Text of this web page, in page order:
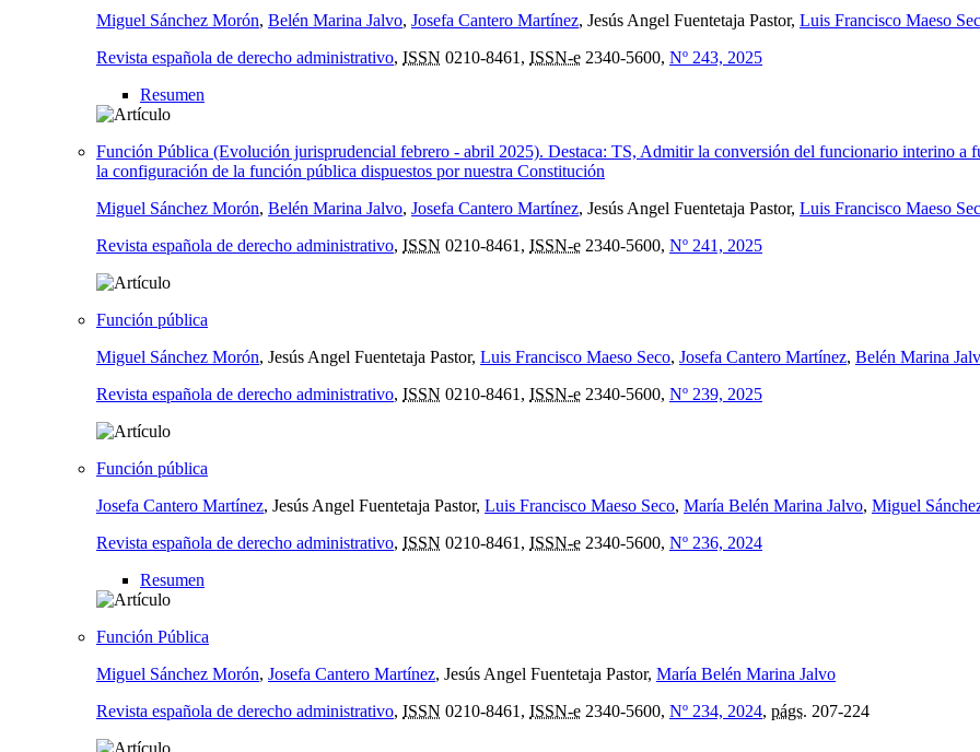
Miguel Sánchez Morón, Belén Marina Jalvo, Josefa Cantero Martínez, Jesús Angel Fuentetaja Pastor, Luis Francisco Maeso
Revista española de derecho administrativo, ISSN 0210-8461, ISSN-e 2340-5600, Nº 243, 2025
Resumen
Función Pública (Evolución jurisprudencial febrero - abril 2025). Destaca: TS, Admitir la conversión del funcionario interino a
la configuración de la función pública dispuestos por nuestra Constitución
Miguel Sánchez Morón, Belén Marina Jalvo, Josefa Cantero Martínez, Jesús Angel Fuentetaja Pastor, Luis Francisco Maeso
Revista española de derecho administrativo, ISSN 0210-8461, ISSN-e 2340-5600, Nº 241, 2025
Función pública
Miguel Sánchez Morón, Jesús Angel Fuentetaja Pastor, Luis Francisco Maeso Seco, Josefa Cantero Martínez, Belén Marina
Revista española de derecho administrativo, ISSN 0210-8461, ISSN-e 2340-5600, Nº 239, 2025
Función pública
Josefa Cantero Martínez, Jesús Angel Fuentetaja Pastor, Luis Francisco Maeso Seco, María Belén Marina Jalvo, Miguel
Revista española de derecho administrativo, ISSN 0210-8461, ISSN-e 2340-5600, Nº 236, 2024
Resumen
Función Pública
Miguel Sánchez Morón, Josefa Cantero Martínez, Jesús Angel Fuentetaja Pastor, María Belén Marina Jalvo
Revista española de derecho administrativo, ISSN 0210-8461, ISSN-e 2340-5600, Nº 234, 2024, págs. 207-224